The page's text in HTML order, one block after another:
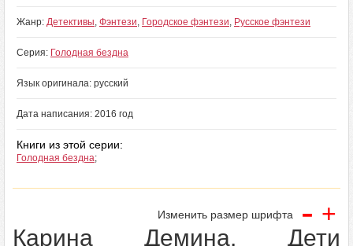
Жанр: Детективы, Фэнтези, Городское фэнтези, Русское фэнтези
Серия: Голодная бездна
Язык оригинала: русский
Дата написания: 2016 год
Книги из этой серии:
Голодная бездна;
Изменить размер шрифта - +
Карина Демина. Дети